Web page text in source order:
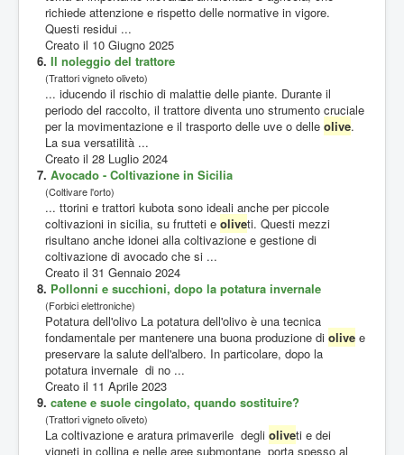
richiede attenzione e rispetto delle normative in vigore.
Questi residui ...
Creato il 10 Giugno 2025
6. Il noleggio del trattore
(Trattori vigneto oliveto)
... iducendo il rischio di malattie delle piante. Durante il
periodo del raccolto, il trattore diventa uno strumento cruciale
per la movimentazione e il trasporto delle uve o delle olive.
La sua versatilità ...
Creato il 28 Luglio 2024
7. Avocado - Coltivazione in Sicilia
(Coltivare l'orto)
... ttorini e trattori kubota sono ideali anche per piccole
coltivazioni in sicilia, su frutteti e oliveti. Questi mezzi
risultano anche idonei alla coltivazione e gestione di
coltivazione di avocado che si ...
Creato il 31 Gennaio 2024
8. Pollonni e succhioni, dopo la potatura invernale
(Forbici elettroniche)
Potatura dell'olivo La potatura dell'olivo è una tecnica
fondamentale per mantenere una buona produzione di olive e
preservare la salute dell'albero. In particolare, dopo la
potatura invernale di no ...
Creato il 11 Aprile 2023
9. catene e suole cingolato, quando sostituire?
(Trattori vigneto oliveto)
La coltivazione e aratura primaverile degli oliveti e dei
vigneti in collina e nelle aree submontane porta spesso al